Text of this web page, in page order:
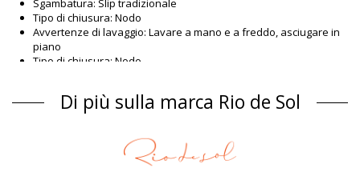
Tipo di chiusura: Nodo
Avvertenze di lavaggio: Lavare a mano e a freddo, asciugare in
piano
Tipo di chiusura: Nodo
Costumi interi Rosso Rio de Sol ICONS
Composizione: 84% Biodegradable Nylon (AMNI SOUL ECO),
16% Spandex (LYCRA) - OEKO-TEX - Chlorine Resistant
Fodera: 84% Biodegradable Nylon (AMNI SOUL ECO), 16%
Di più sulla marca Rio de Sol